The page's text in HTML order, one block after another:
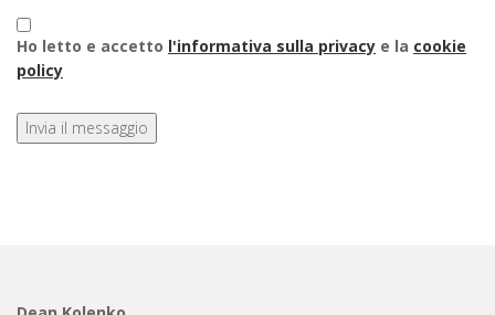
Ho letto e accetto l'informativa sulla privacy e la cookie
policy
Invia il messaggio